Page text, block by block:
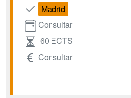
Madrid
Consultar
60 ECTS
Consultar